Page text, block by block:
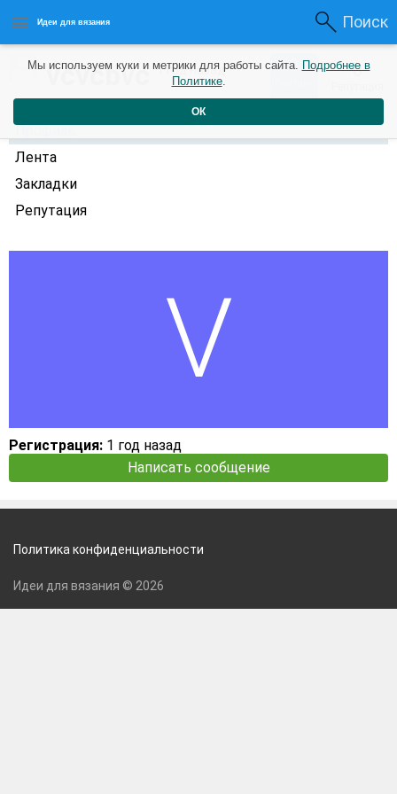
Идеи для вязания Поиск
vcvcbvc1 год назад 0 0
Профиль
Лента
Закладки
Репутация
Регистрация: 1 год назад
Написать сообщение
Мы используем куки и метрики для работы сайта. Подробнее в
Политике.
ОК
Политика конфиденциальности
Идеи для вязания © 2026